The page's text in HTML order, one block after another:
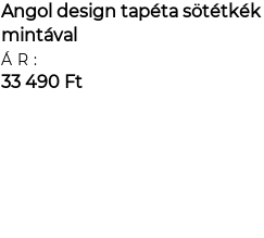
Angol design tapéta sötétkék
mintával
ÁR:
33 490 Ft